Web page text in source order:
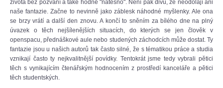
života bez pozvání a také hodně "natěsno". Není pak divu, že neodolají ani
naše fantazie. Začne to nevinně jako záblesk náhodné myšlenky. Ale ona
se brzy vrátí a další den znovu. A končí to sněním za bílého dne na plný
úvazek o těch nejšílenějších situacích, do kterých se jen člověk v
openspacu, přednáškové aule nebo studených záchodcích může dostat. Ty
fantazie jsou u našich autorů tak často silné, že s tématikou práce a studia
vznikají často ty nejkvalitnější povídky. Tentokrát jsme tedy vybrali pětici
těch s vynikajícím čtenářským hodnocením z prostředí kanceláře a pětici
těch studentských.